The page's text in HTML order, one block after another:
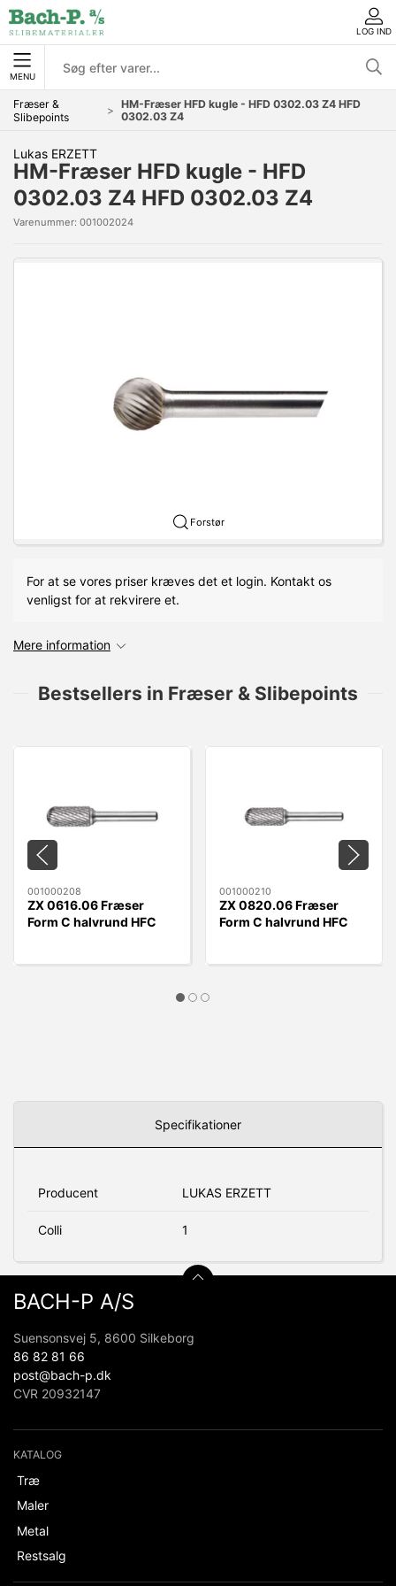
LOG IND
MENU
Fræser &
Slibepoints
HM-Fræser HFD kugle - HFD 0302.03 Z4 HFD
0302.03 Z4
Lukas ERZETT
HM-Fræser HFD kugle - HFD
0302.03 Z4 HFD 0302.03 Z4
Varenummer: 001002024
Forstør
For at se vores priser kræves det et login. Kontakt os
venligst for at rekvirere et.
Mere information
Bestsellers in Fræser & Slibepoints
001000208
ZX 0616.06 Fræser
Form C halvrund HFC
001000210
ZX 0820.06 Fræser
Form C halvrund HFC
Specifikationer
Producent LUKAS ERZETT
Colli 1
BACH-P A/S
Suensonsvej 5, 8600 Silkeborg
86 82 81 66
post@bach-p.dk
CVR 20932147
KATALOG
Træ
Maler
Metal
Restsalg